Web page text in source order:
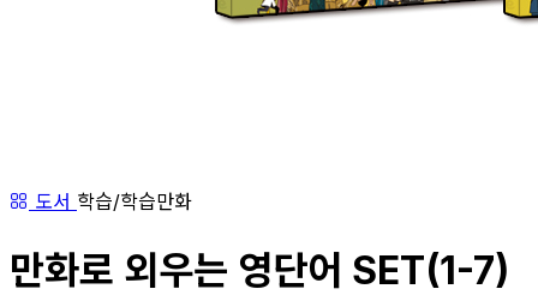
도서 학습/학습만화
만화로 외우는 영단어 SET(1-7)